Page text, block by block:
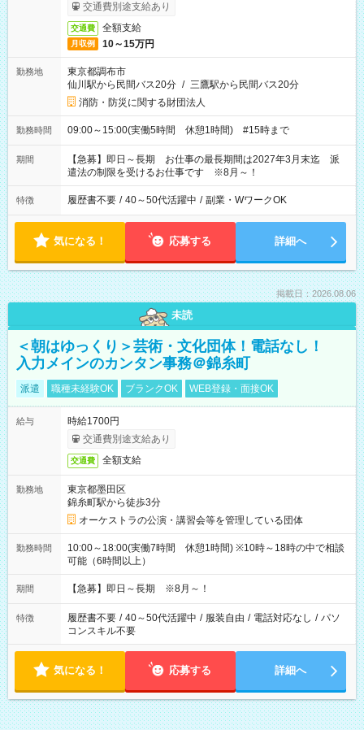
交通費別途支給あり
交通費 全額支給
月収例 10～15万円
勤務地
東京都調布市
仙川駅から民間バス20分 / 三鷹駅から民間バス20分
消防・防災に関する財団法人
勤務時間 09:00～15:00(実働5時間 休憩1時間) #15時まで
期間
【急募】即日～長期 お仕事の最長期間は2027年3月末迄 派
遣法の制限を受けるお仕事です ※8月～！
特徴 履歴書不要 / 40～50代活躍中 / 副業・WワークOK
気になる！ 応募する 詳細へ
掲載日：2026.08.06
未読
＜朝はゆっくり＞芸術・文化団体！電話なし！
入力メインのカンタン事務＠錦糸町
派遣 職種未経験OK ブランクOK WEB登録・面接OK
給与
時給1700円
交通費別途支給あり
交通費 全額支給
勤務地
東京都墨田区
錦糸町駅から徒歩3分
オーケストラの公演・講習会等を管理している団体
勤務時間
10:00～18:00(実働7時間 休憩1時間) ※10時～18時の中で相談
可能（6時間以上）
期間 【急募】即日～長期 ※8月～！
特徴 履歴書不要 / 40～50代活躍中 / 服装自由 / 電話対応なし / パソ
コンスキル不要
気になる！ 応募する 詳細へ